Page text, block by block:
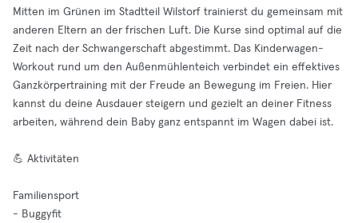
Mitten im Grünen im Stadtteil Wilstorf trainierst du gemeinsam mit
anderen Eltern an der frischen Luft. Die Kurse sind optimal auf die
Zeit nach der Schwangerschaft abgestimmt. Das Kinderwagen-
Workout rund um den Außenmühlenteich verbindet ein effektives
Ganzkörpertraining mit der Freude an Bewegung im Freien. Hier
kannst du deine Ausdauer steigern und gezielt an deiner Fitness
arbeiten, während dein Baby ganz entspannt im Wagen dabei ist.
💪 Aktivitäten
Familiensport
- Buggyfit